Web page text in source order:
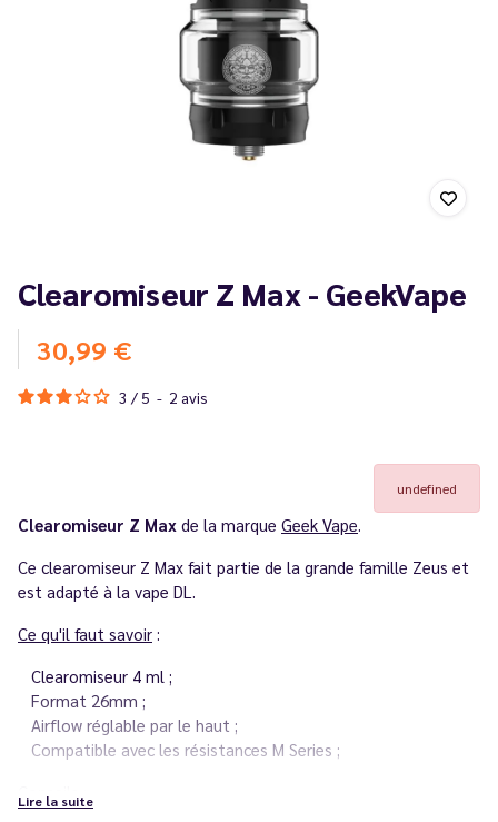
Clearomiseur Z Max - GeekVape
30,99 €
3 / 5 - 2 avis
undefined
Clearomiseur Z Max de la marque Geek Vape.
Ce clearomiseur Z Max fait partie de la grande famille Zeus et
est adapté à la vape DL.
Ce qu'il faut savoir :
Clearomiseur 4 ml ;
Format 26mm ;
Airflow réglable par le haut ;
Compatible avec les résistances M Series ;
Conseils
Lire la suite